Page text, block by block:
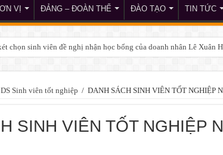
VỊ ĐẢNG – ĐOÀN THỂ ĐÀO TẠO TIN TỨC
chọn sinh viên đề nghị nhận học bổng của doanh nhân Lê Xuân
DS Sinh viên tốt nghiệp / DANH SÁCH SINH VIÊN TỐT NGHIỆP
SINH VIÊN TỐT NGHIỆP